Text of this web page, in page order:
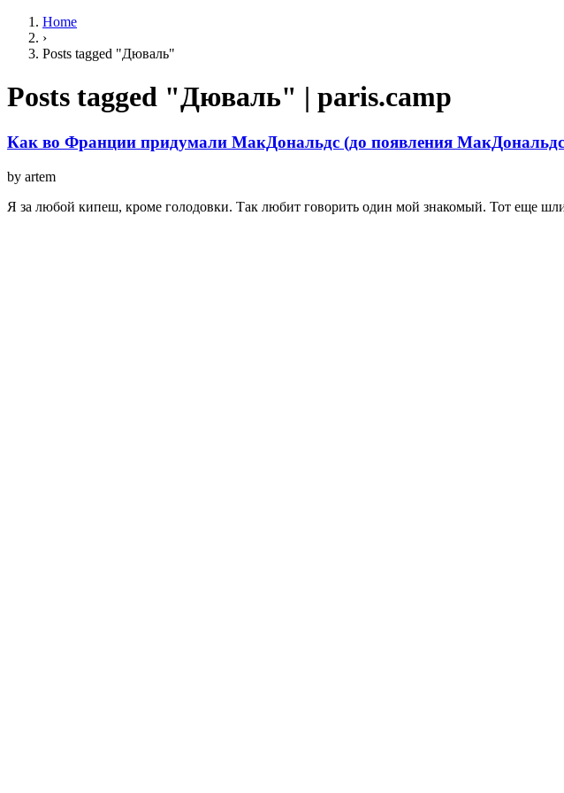
Home
›
Posts tagged "Дюваль"
Posts tagged "Дюваль" | paris.camp
Как во Франции придумали МакДональдс (до появления
by artem
Я за любой кипеш, кроме голодовки. Так любит говорить один мой знакомый. Тот еще